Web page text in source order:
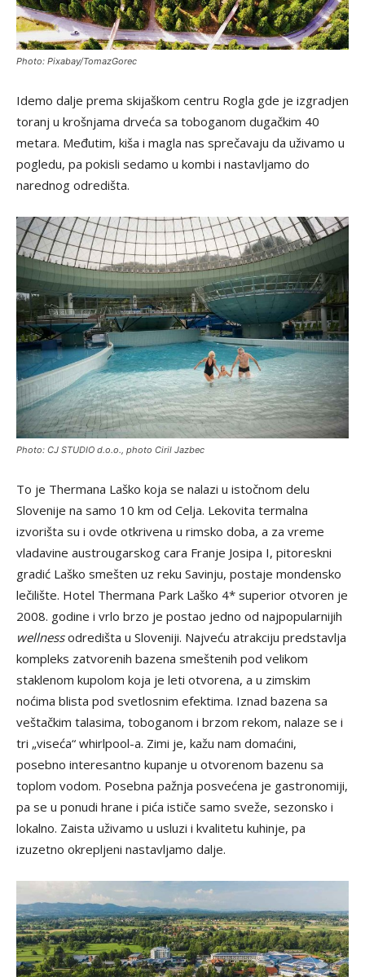
Photo: Pixabay/TomazGorec
Idemo dalje prema skijaškom centru Rogla gde je izgradjen
toranj u krošnjama drveća sa toboganom dugačkim 40
metara. Međutim, kiša i magla nas sprečavaju da uživamo u
pogledu, pa pokisli sedamo u kombi i nastavljamo do
narednog odredišta.
Photo: CJ STUDIO d.o.o., photo Ciril Jazbec
To je Thermana Laško koja se nalazi u istočnom delu
Slovenije na samo 10 km od Celja. Lekovita termalna
izvorišta su i ovde otkrivena u rimsko doba, a za vreme
vladavine austrougarskog cara Franje Josipa I, pitoreskni
gradić Laško smešten uz reku Savinju, postaje mondensko
lečilište. Hotel Thermana Park Laško 4* superior otvoren je
2008. godine i vrlo brzo je postao jedno od najpopularnijih
wellnessodredišta u Sloveniji. Najveću atrakciju predstavlja
kompleks zatvorenih bazena smeštenih pod velikom
staklenom kupolom koja je leti otvorena, a u zimskim
noćima blista pod svetlosnim efektima. Iznad bazena sa
veštačkim talasima, toboganom i brzom rekom, nalaze se i
tri „viseća“ whirlpool-a. Zimi je, kažu nam domaćini,
posebno interesantno kupanje u otvorenom bazenu sa
toplom vodom. Posebna pažnja posvećena je gastronomiji,
pa se u ponudi hrane i pića ističe samo sveže, sezonsko i
lokalno. Zaista uživamo u usluzi i kvalitetu kuhinje, pa
izuzetno okrepljeni nastavljamo dalje.